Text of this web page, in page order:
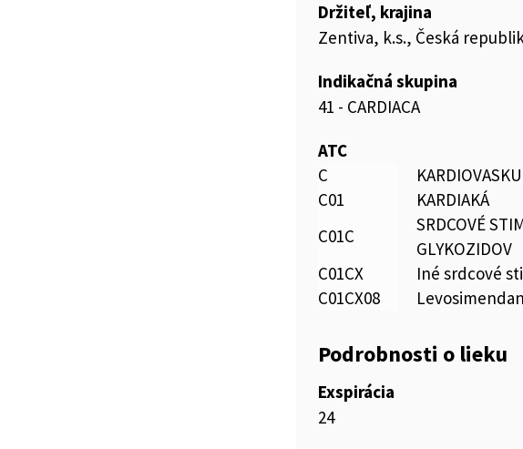
Držiteľ, krajina
Zentiva, k.s., Česká
Indikačná skupina
41 - CARDIACA
ATC
C
C01
KARDIAKÁ
C01C
SRDCOVÉ
GLYKOZIDOV
C01CX
Iné srdcové
C01CX08
Levosimendan
Podrobnosti o lieku
Exspirácia
24